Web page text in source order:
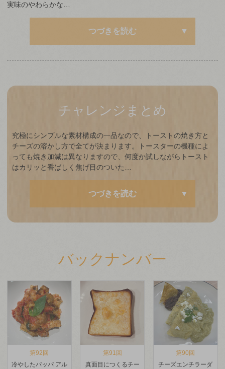
実味のやわらかな…
つづきを読む
チャレンジまとめ
究極にシンプルな素材構成の一品なので、トーストの焼き方と
チーズの溶かし方で全てが決まります。トースターの機種によ
っても焼き加減は異なりますので、何度か試しながらトースト
はカリッと香ばしく焦げ目のついた…
つづきを読む
バックナンバー
第92回
冷やしたパッパ アル
第91回
真面目につくるチー
第90回
チーズエンチラーダ